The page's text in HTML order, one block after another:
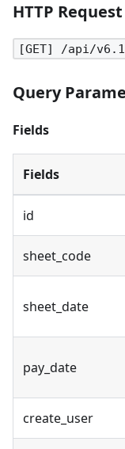
HTTP Request
[GET] /api/
Query
Fields
Fields
id
sheet_code
sheet_date
pay_date
create_user